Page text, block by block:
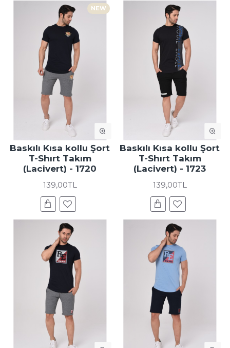
NEW
Baskılı Kısa kollu Şort
T-Shırt Takım
(Lacivert) - 1720
139,00TL
Baskılı Kısa kollu Şort
T-Shırt Takım
(Lacivert) - 1723
139,00TL